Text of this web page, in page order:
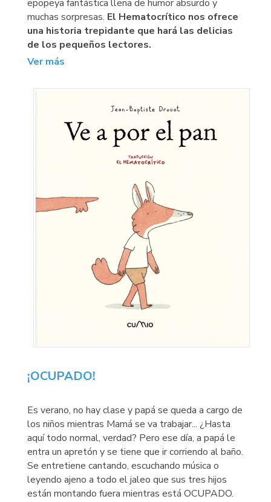
epopeya fantástica llena de humor absurdo y
muchas sorpresas. El Hematocrítico nos ofrece
una historia trepidante que hará las delicias
de los pequeños lectores.
Ver más
¡OCUPADO!
Es verano, no hay clase y papá se queda a cargo de
los niños mientras Mamá se va trabajar... ¿Hasta
aquí todo normal, verdad? Pero ese día, a papá le
entra un apretón y se tiene que ir corriendo al baño.
Se entretiene cantando, escuchando música o
leyendo ajeno a todo el jaleo que sus tres hijos
están montando fuera mientras está OCUPADO.